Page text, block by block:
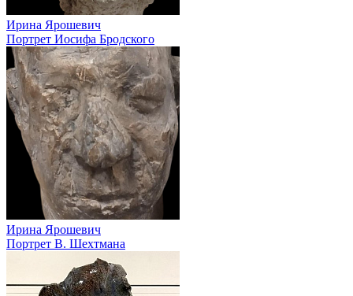
Ирина Ярошевич
Портрет Иосифа Бродского
Ирина Ярошевич
Портрет В. Шехтмана